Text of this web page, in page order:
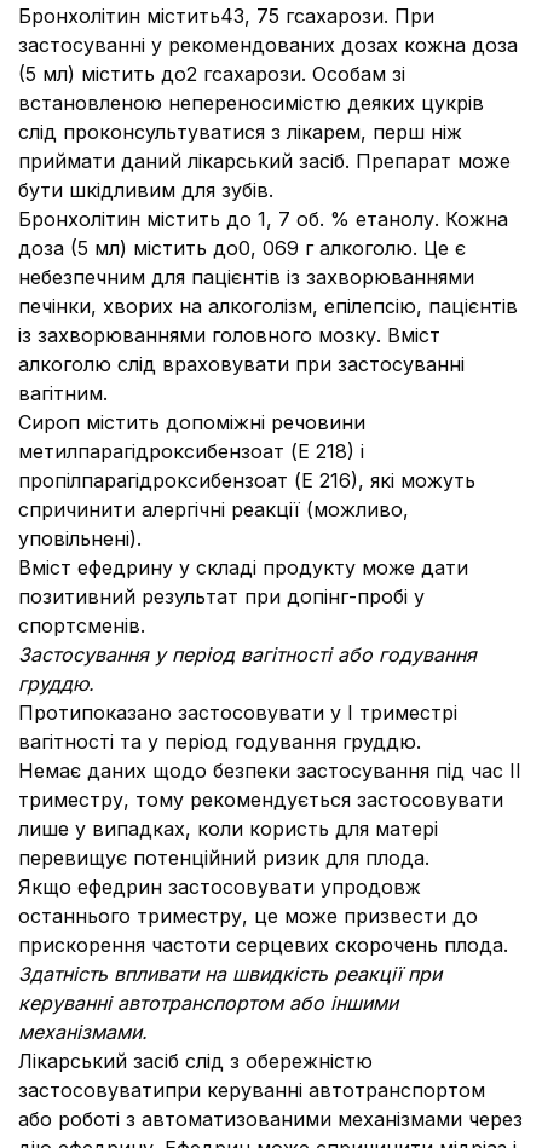
Бронхолітин містить43, 75 гсахарози. При
застосуванні у рекомендованих дозах кожна доза
(5 мл) містить до2 гсахарози. Особам зі
встановленою непереносимістю деяких цукрів
слід проконсультуватися з лікарем, перш ніж
приймати даний лікарський засіб. Препарат може
бути шкідливим для зубів.
Бронхолітин містить до 1, 7 об. % етанолу. Кожна
доза (5 мл) містить до0, 069 г алкоголю. Це є
небезпечним для пацієнтів із захворюваннями
печінки, хворих на алкоголізм, епілепсію, пацієнтів
із захворюваннями головного мозку. Вміст
алкоголю слід враховувати при застосуванні
вагітним.
Сироп містить допоміжні речовини
метилпарагідроксибензоат (Е 218) і
пропілпарагідроксибензоат (Е 216), які можуть
спричинити алергічні реакції (можливо,
уповільнені).
Вміст ефедрину у складі продукту може дати
позитивний результат при допінг-пробі у
спортсменів.
Застосування у період вагітності або годування
груддю.
Протипоказано застосовувати у І триместрі
вагітності та у період годування груддю.
Немає даних щодо безпеки застосування під час ІІ
триместру, тому рекомендується застосовувати
лише у випадках, коли користь для матері
перевищує потенційний ризик для плода.
Якщо ефедрин застосовувати упродовж
останнього триместру, це може призвести до
прискорення частоти серцевих скорочень плода.
Здатність впливати на швидкість реакції при
керуванні автотранспортом або іншими
механізмами.
Лікарський засіб слід з обережністю
застосовуватипри керуванні автотранспортом
або роботі з автоматизованими механізмами через